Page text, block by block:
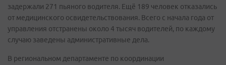
задержали 271 пьяного водителя. Ещё 189 человек отказались
от медицинского освидетельствования. Всего с начала года от
управления отстранены около 4 тысяч водителей, по каждому
случаю заведены административные дела.
В региональном департаменте по координации